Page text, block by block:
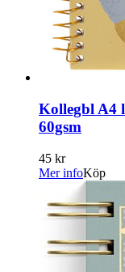
Kollegbl A4
60gsm
45 kr
Mer infoKöp